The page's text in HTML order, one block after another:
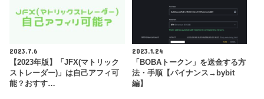
2023.7.6
【2023年版】「JFX(マトリック
ストレーダー)」は自己アフィ可
能？おすす…
2023.1.24
「BOBAトークン」を送金する方
法・手順【バイナンス→bybit
編】